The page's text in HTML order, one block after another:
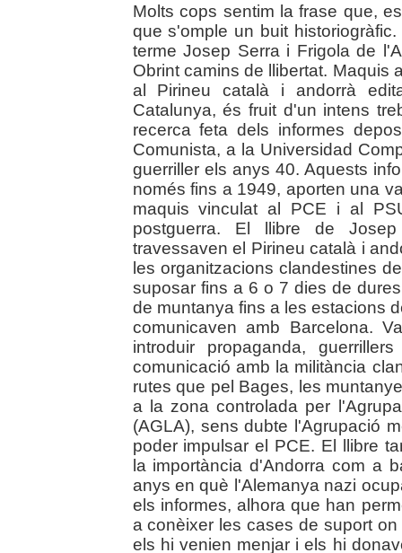
Molts cops sentim la frase que,
que s'omple un buit
terme Josep Serra i Frigola de
Obrint camins de llibertat. Maquis
al Pirineu català i andorrà
Catalunya, és fruit d'un intens
recerca feta dels informes
Comunista, a la Universidad
guerriller els anys 40. Aquests
només fins a 1949, aporten una
maquis vinculat al PCE i al
postguerra. El llibre de
travessaven el Pirineu català i
les organitzacions clandestines
suposar fins a 6 o 7 dies de
de muntanya fins a les estacions
comunicaven amb Barcelona.
introduir propaganda,
comunicació amb la militància
rutes que pel Bages, les
a la zona controlada per
(AGLA), sens dubte l'Agrupació
poder impulsar el PCE. El llibre
la importància d'Andorra com a
anys en què l'Alemanya nazi
els informes, alhora que han
a conèixer les cases de suport
els hi venien menjar i els hi